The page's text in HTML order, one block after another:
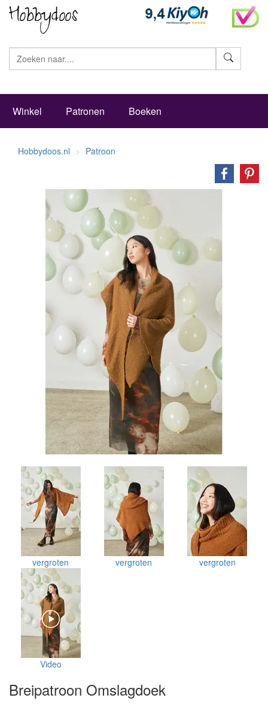
Winkel Patronen Boeken
Hobbydoos.nl Patroon
vergroten vergroten vergroten
Video
Breipatroon Omslagdoek